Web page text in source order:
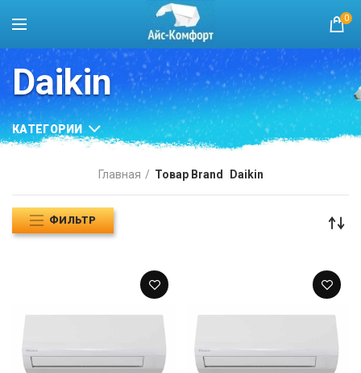
0
Daikin
КАТЕГОРИИ
Главная Товар Brand Daikin
ФИЛЬТР